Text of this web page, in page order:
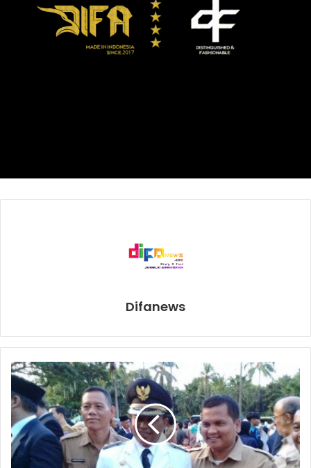
“Kami menguasai bola 70 hingga 80 persen. Kami
menciptakan banyak peluang, tapi gagal mencetak gol.
Kami harus mengkreasi lebih banyak peluang. Itulah yang
Newcastle
Difanews